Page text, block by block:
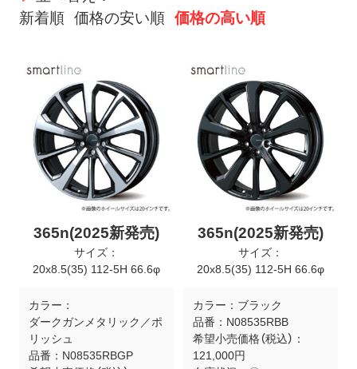
新着順 価格の安い順 価格の高い順
365n(2025新発売)
サイズ：
20x8.5(35) 112-5H 66.6φ
カラー：
ダークガンメタリック／ポ
リッシュ
品番： N08535RBGP
365n(2025新発売)
サイズ：
20x8.5(35) 112-5H 66.6φ
カラー： ブラック
品番： N08535RBB
希望小売価格（税込）：
121,000円